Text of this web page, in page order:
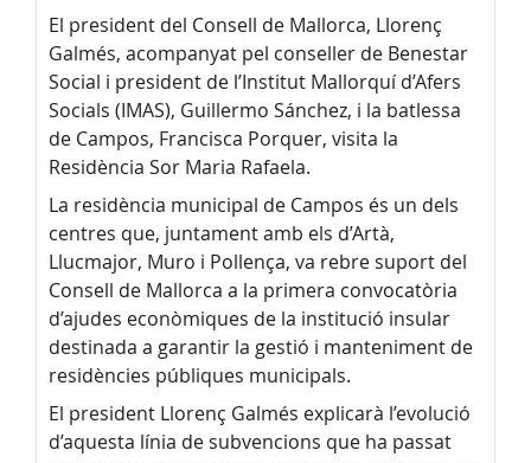
El president del Consell de Mallorca, Llorenç
Galmés, acompanyat pel conseller de Benestar
Social i president de l’Institut Mallorquí d’Afers
Socials (IMAS), Guillermo Sánchez, i la batlessa
de Campos, Francisca Porquer, visita la
Residència Sor Maria Rafaela.
La residència municipal de Campos és un dels
centres que, juntament amb els d’Artà,
Llucmajor, Muro i Pollença, va rebre suport del
Consell de Mallorca a la primera convocatòria
d’ajudes econòmiques de la institució insular
destinada a garantir la gestió i manteniment de
residències públiques municipals.
El president Llorenç Galmés explicarà l’evolució
d’aquesta línia de subvencions que ha passat